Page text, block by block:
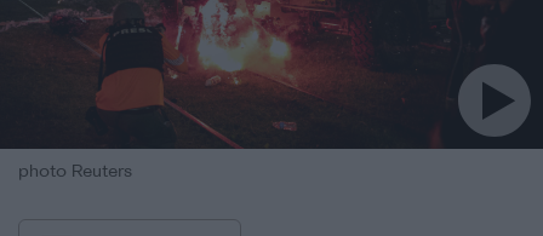
photo Reuters